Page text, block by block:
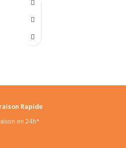
Rapide
en 24h*